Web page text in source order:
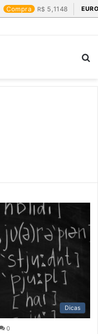
Compra 5,1148
valem a pena
Dicas
0